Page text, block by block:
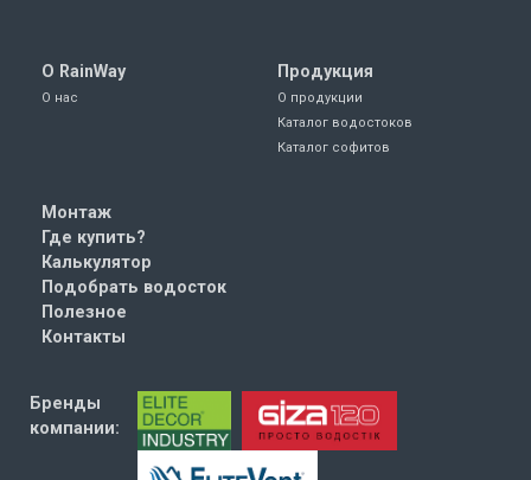
О RainWay
О нас
Продукция
О продукции
Каталог водостоков
Каталог софитов
Монтаж
Где купить?
Калькулятор
Подобрать водосток
Полезное
Контакты
Бренды
компании: